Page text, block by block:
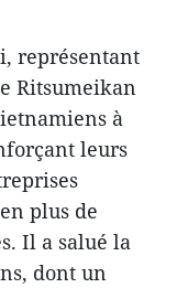
représentant
Ritsumeikan
à
leurs
plus de
Il a salué la
dont un